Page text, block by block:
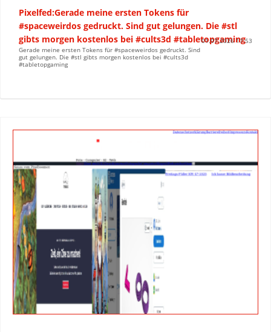
Pixelfed:Gerade meine ersten Tokens für
#spaceweirdos gedruckt. Sind gut gelungen. Die #stl
gibts morgen kostenlos bei #cults3d #tabletopgaming
01.07.2026 17:53
Gerade meine ersten Tokens für #spaceweirdos gedruckt. Sind
gut gelungen. Die #stl gibts morgen kostenlos bei #cults3d
#tabletopgaming